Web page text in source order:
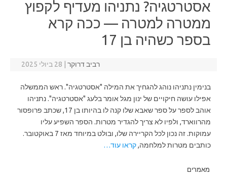
אסטרטגיה? נתניהו מעדיף לקפוץ
ממטרה למטרה — ככה קרא
בספר כשהיה בן 17
רביב דרוקר 28 ביולי 2025
בנימין נתניהו נוהג להגחיך את המילה "אסטרטגיה". ראש הממשלה
אפילו עושה חיקויים של ינון מגל אומר בלעג "אסטרטגיה". נתניהו
אוהב לספר על ספר שאבא שלו קנה לו בהיותו בן 17, שכתב פרופסור
מהרווארד, ולפיו לא צריך להגדיר מטרות. הספר השפיע עליו
עמוקות. זה נכון לכל הקריירה שלו, ובולט במיוחד מאז 7 באוקטובר.
כותבים מטרות למלחמה,קראו עוד…
מאמרים